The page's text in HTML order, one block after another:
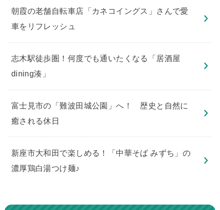
朝霞の老舗自転車店「カネコイングス」さんで愛
車をリフレッシュ
志木駅徒歩圏！何度でも通いたくなる「居酒屋
dining湊」
​富士見市の「難波田城公園」へ！ 歴史と自然に
癒される休日
新座市大和田で楽しめる！「中華そば みずち」の
濃厚鶏白湯つけ麺♪